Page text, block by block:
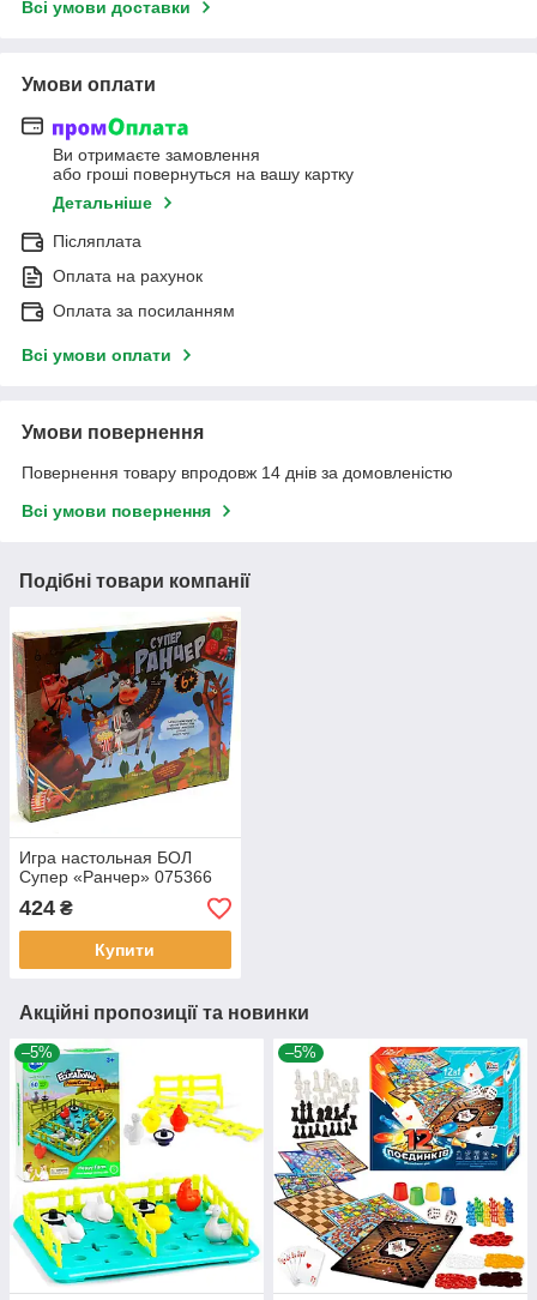
Всі умови доставки
Умови оплати
Ви отримаєте замовлення
або гроші повернуться на вашу картку
Детальніше
Післяплата
Оплата на рахунок
Оплата за посиланням
Всі умови оплати
Умови повернення
Повернення товару впродовж 14 днів за домовленістю
Всі умови повернення
Подібні товари компанії
Игра настольная БОЛ
Супер «Ранчер» 075366
424 ₴
Купити
Акційні пропозиції та новинки
–5% –5%